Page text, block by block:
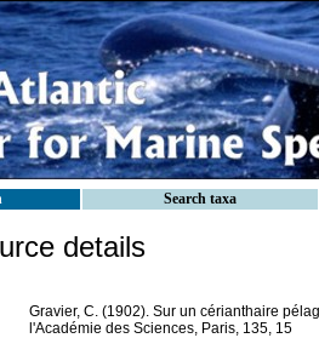
Search taxa
details
Gravier, C. (1902). Sur un cérianthaire
l'Académie des Sciences, Paris, 135, 15